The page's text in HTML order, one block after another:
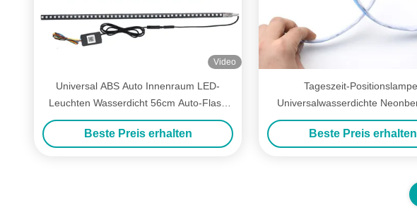
Video
Universal ABS Auto Innenraum LED-
Leuchten Wasserdicht 56cm Auto-Flash
Strobe Licht Knight Rider Scanner Licht
Beste Preis erhalten
Tageszeit-
Universalwasserdichte
Talbahn RGB APP-Steuerdrl
Beste Preis erhalten